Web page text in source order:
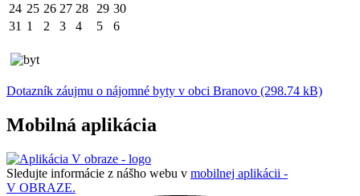
24 25 26 27 28 29 30
31 1 2 3 4 5 6
Dotazník záujmu o nájomné byty v obci Branovo (298.74 kB)
Mobilná aplikácia
Sledujte informácie z nášho webu v mobilnej aplikácii -
V OBRAZE.